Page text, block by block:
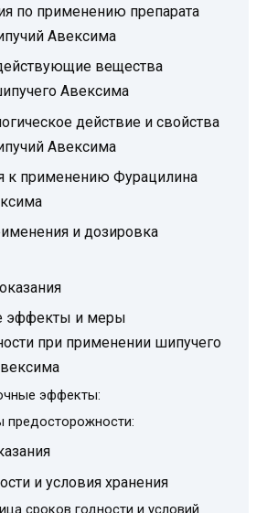
по применению препарата
Авексима
вещества
Авексима
действие и свойства
Авексима
к применению Фурацилина
и дозировка
эффекты и меры
при применении шипучего
эффекты:
предосторожности:
и условия хранения
сроков годности и условий